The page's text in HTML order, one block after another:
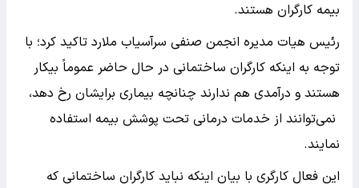
بیمه کارگران هستند.
رئیس هیات مدیره انجمن صنفی سرآسیاب ملارد تاکید کرد؛ با
توجه به اینکه کارگران ساختمانی در حال حاضر عموماً بیکار
هستند و درآمدی هم ندارند چنانچه بیماری برایشان رخ دهد،
نمی‌توانند از خدمات درمانی تحت پوشش بیمه استفاده
نمایند.
این فعال کارگری با بیان اینکه نباید کارگران ساختمانی که